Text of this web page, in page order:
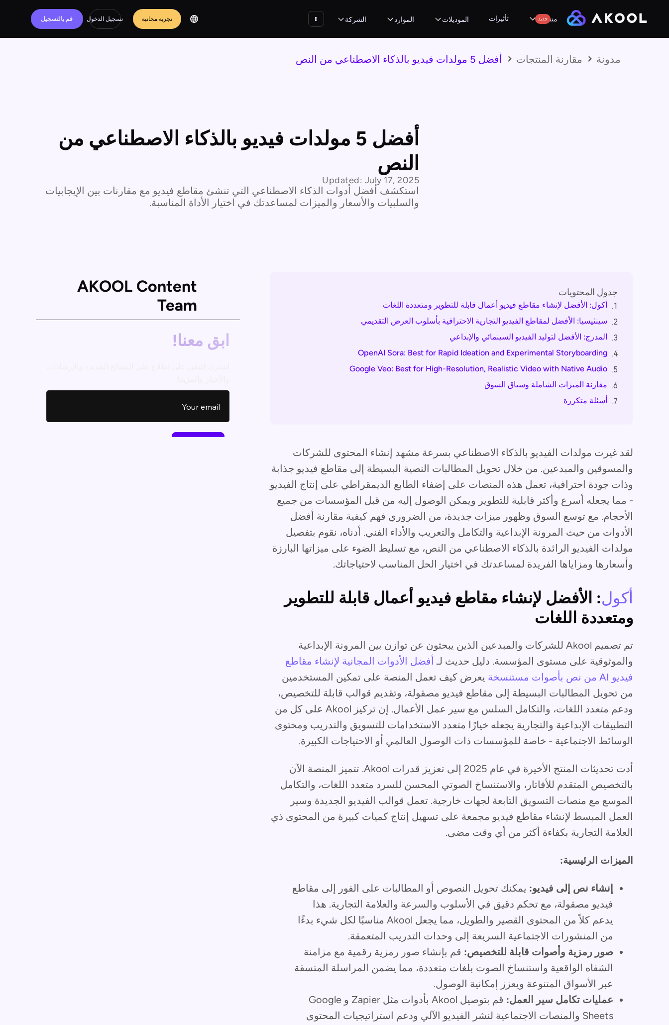
منتجات
جديد تأثيرات الموديلات الموارد الشركة تجربة مجانية تسجيل الدخول قم بالتسجيل
مدونة مقارنة المنتجات أفضل 5 مولدات فيديو بالذكاء الاصطناعي من النص
أفضل 5 مولدات فيديو بالذكاء الاصطناعي من
النص
Updated: July 17, 2025
استكشف أفضل أدوات الذكاء الاصطناعي التي تنشئ مقاطع فيديو مع مقارنات بين الإيجابيات
والسلبيات والأسعار والميزات لمساعدتك في اختيار الأداة المناسبة.
جدول المحتويات
1.
أكول: الأفضل لإنشاء مقاطع فيديو أعمال قابلة للتطوير ومتعددة اللغات
2.
سينثيسيا: الأفضل لمقاطع الفيديو التجارية الاحترافية بأسلوب العرض التقديمي
3.
المدرج: الأفضل لتوليد الفيديو السينمائي والإبداعي
4.
OpenAI Sora: Best for Rapid Ideation and Experimental Storyboarding
5.
Google Veo: Best for High-Resolution, Realistic Video with Native Audio
6.
مقارنة الميزات الشاملة وسياق السوق
7.
أسئلة متكررة
لقد غيرت مولدات الفيديو بالذكاء الاصطناعي بسرعة مشهد إنشاء المحتوى للشركات
والمسوقين والمبدعين. من خلال تحويل المطالبات النصية البسيطة إلى مقاطع فيديو جذابة
وذات جودة احترافية، تعمل هذه المنصات على إضفاء الطابع الديمقراطي على إنتاج الفيديو
- مما يجعله أسرع وأكثر قابلية للتطوير ويمكن الوصول إليه من قبل المؤسسات من جميع
الأحجام. مع توسع السوق وظهور ميزات جديدة، من الضروري فهم كيفية مقارنة أفضل
الأدوات من حيث المرونة الإبداعية والتكامل والتعريب والأداء الفني. أدناه، نقوم بتفصيل
مولدات الفيديو الرائدة بالذكاء الاصطناعي من النص، مع تسليط الضوء على ميزاتها البارزة
وأسعارها ومزاياها الفريدة لمساعدتك في اختيار الحل المناسب لاحتياجاتك.
أكول: الأفضل لإنشاء مقاطع فيديو أعمال قابلة للتطوير
ومتعددة اللغات
تم تصميم Akool للشركات والمبدعين الذين يبحثون عن توازن بين المرونة الإبداعية
والموثوقية على مستوى المؤسسة. دليل حديث لـ أفضل الأدوات المجانية لإنشاء مقاطع
فيديو AI من نص بأصوات مستنسخة
يعرض كيف تعمل المنصة على تمكين المستخدمين
من تحويل المطالبات البسيطة إلى مقاطع فيديو مصقولة، وتقديم قوالب قابلة للتخصيص،
ودعم متعدد اللغات، والتكامل السلس مع سير عمل الأعمال. إن تركيز Akool على كل من
التطبيقات الإبداعية والتجارية يجعله خيارًا متعدد الاستخدامات للتسويق والتدريب ومحتوى
الوسائط الاجتماعية - خاصة للمؤسسات ذات الوصول العالمي أو الاحتياجات الكبيرة.
أدت تحديثات المنتج الأخيرة في عام 2025 إلى تعزيز قدرات Akool. تتميز المنصة الآن
بالتخصيص المتقدم للأفاتار، والاستنساخ الصوتي المحسن للسرد متعدد اللغات، والتكامل
الموسع مع منصات التسويق التابعة لجهات خارجية. تعمل قوالب الفيديو الجديدة وسير
العمل المبسط لإنشاء مقاطع فيديو مجمعة على تسهيل إنتاج كميات كبيرة من المحتوى ذي
العلامة التجارية بكفاءة أكثر من أي وقت مضى.
الميزات الرئيسية:
إنشاء نص إلى فيديو: يمكنك تحويل النصوص أو المطالبات على الفور إلى مقاطع
فيديو مصقولة، مع تحكم دقيق في الأسلوب والسرعة والعلامة التجارية. هذا
يدعم كلاً من المحتوى القصير والطويل، مما يجعل Akool مناسبًا لكل شيء بدءًا
من المنشورات الاجتماعية السريعة إلى وحدات التدريب المتعمقة.
صور رمزية وأصوات قابلة للتخصيص: قم بإنشاء صور رمزية رقمية مع مزامنة
الشفاه الواقعية واستنساخ الصوت بلغات متعددة، مما يضمن المراسلة المتسقة
عبر الأسواق المتنوعة ويعزز إمكانية الوصول.
عمليات تكامل سير العمل:
قم بتوصيل Akool بأدوات مثل Zapier و Google
Sheets والمنصات الاجتماعية لنشر الفيديو الآلي ودعم استراتيجيات المحتوى
AKOOL Content
Team
ابق معنا!